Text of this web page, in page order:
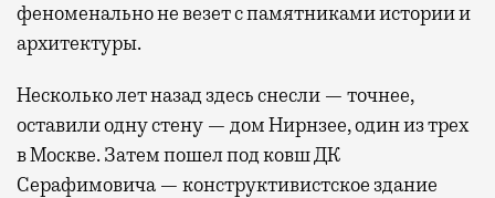
феноменально не везет с памятниками истории и
архитектуры.
Несколько лет назад здесь снесли — точнее,
оставили одну стену — дом Нирнзее, один из трех
в Москве. Затем пошел под ковш ДК
Серафимовича — конструктивистское здание